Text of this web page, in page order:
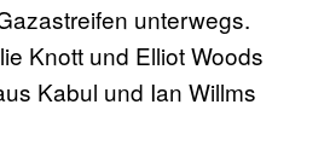
unterwegs.
Knott und Elliot Woods
Kabul und Ian Willms